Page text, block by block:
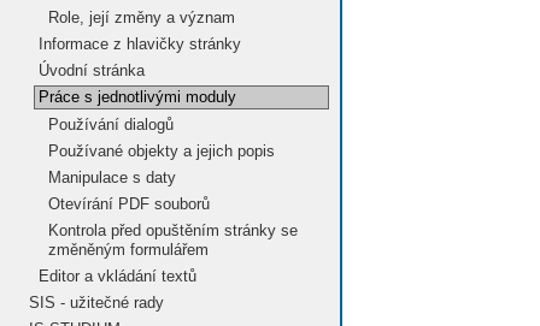
Role, její změny a význam
Informace z hlavičky stránky
Úvodní stránka
Práce s jednotlivými moduly
Používání dialogů
Používané objekty a jejich popis
Manipulace s daty
Otevírání PDF souborů
Kontrola před opuštěním stránky se
změněným formulářem
Editor a vkládání textů
SIS - užitečné rady